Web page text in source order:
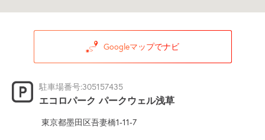
Googleマップでナビ
駐車場番号:305157435
エコロパーク パークウェル浅草
東京都墨田区吾妻橋1-11-7